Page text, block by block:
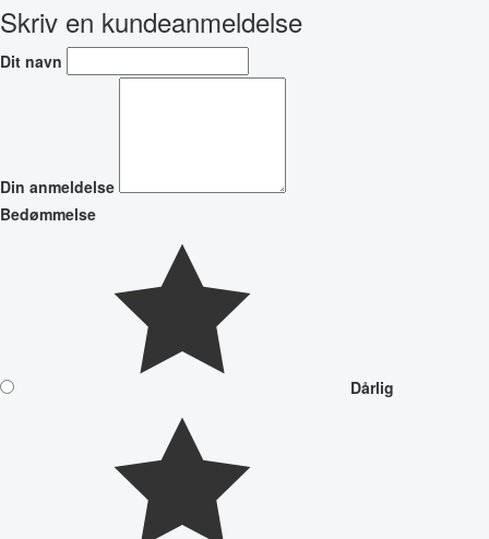
Skriv en kundeanmeldelse
Dit navn
Din anmeldelse
Bedømmelse
Dårlig